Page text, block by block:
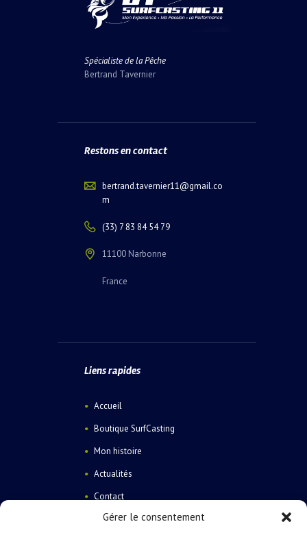
Gérer le consentement
Spécialiste de la Pêche
Bertrand Tavernier
Restons en contact
bertrand.tavernier11@gmail.co
m
(33) 7 83 84 54 79
11100 Narbonne
France
Liens rapides
Accueil
Boutique SurfCasting
Mon histoire
Actualités
Contact